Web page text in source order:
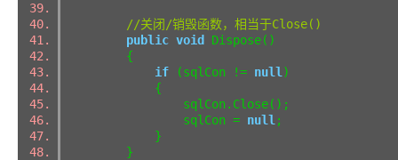
//关闭/销毁函数，相当于Close()
public void Dispose()
{
if (sqlCon != null )
{
sqlCon.Close();
sqlCon = null ;
}
}